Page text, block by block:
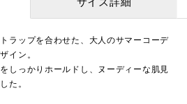
ラップを合わせた、大人のサマーコーデ
イン。
しっかりホールドし、ヌーディーな肌見
た。